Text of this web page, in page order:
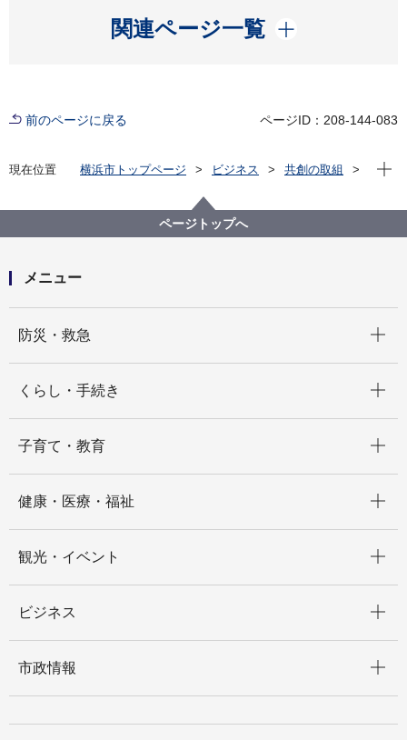
関連ページ一覧
開く
前のページに戻る ページID：208-144-083
現在位置 横浜市トップページ ビジネス
共創の取組
指定管理者 第三者評価機関 一覧
株式会社 日本経済研究所
現在
ページトップへ
メニュー
防災・救急
くらし・手続き
子育て・教育
健康・医療・福祉
観光・イベント
ビジネス
市政情報